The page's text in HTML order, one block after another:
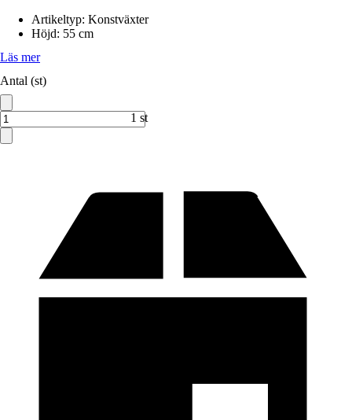
Artikeltyp: Konstväxter
Höjd: 55 cm
Läs mer
Antal (st)
1 st